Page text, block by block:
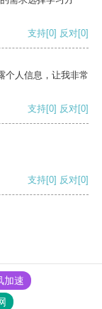
支持[0] 反对[0]
个人信息，让我非常
支持[0] 反对[0]
支持[0] 反对[0]
加速